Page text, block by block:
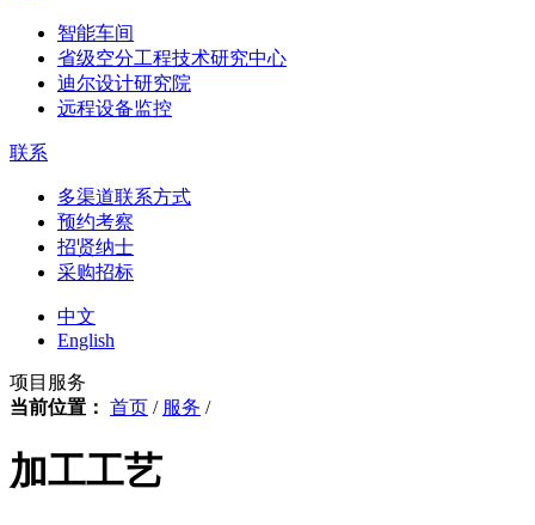
智能车间
省级空分工程技术研究中心
迪尔设计研究院
远程设备监控
联系
多渠道联系方式
预约考察
招贤纳士
采购招标
中文
English
项目服务
当前位置： 首页 / 服务 /
加工工艺